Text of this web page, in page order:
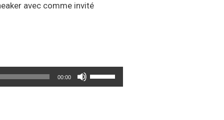
avec comme invité
00:00
Utilisez
les